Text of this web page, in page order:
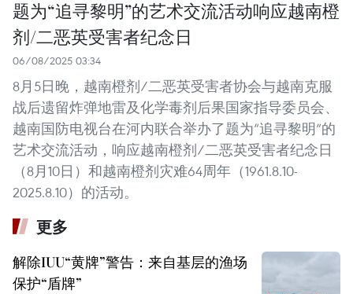
题为“追寻黎明”的艺术交流活动响应越南橙
剂/二恶英受害者纪念日
06/08/2025 03:34
8月5日晚，越南橙剂/二恶英受害者协会与越南克服
战后遗留炸弹地雷及化学毒剂后果国家指导委员会、
越南国防电视台在河内联合举办了题为“追寻黎明”的
艺术交流活动，响应越南橙剂/二恶英受害者纪念日
（8月10日）和越南橙剂灾难64周年（1961.8.10-
2025.8.10）的活动。
更多
解除IUU“黄牌”警告：来自基层的渔场
保护“盾牌”